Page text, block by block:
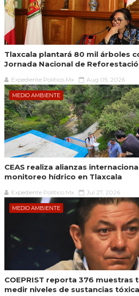
Tlaxcala plantará 80 mil árboles
Jornada Nacional de
Expediente Político.Mx Aug 05, 2026
MEDIO AMBIENTE
CEAS realiza alianzas
monitoreo hídrico en Tlaxcala
Expediente Político.Mx Jul 27, 2026
MEDIO AMBIENTE
COEPRIST reporta 376 muestras
medir niveles de sustancias